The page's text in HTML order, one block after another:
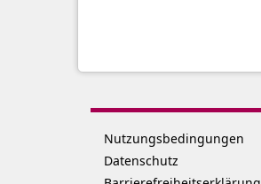
Nutzungsbedingungen
Datenschutz